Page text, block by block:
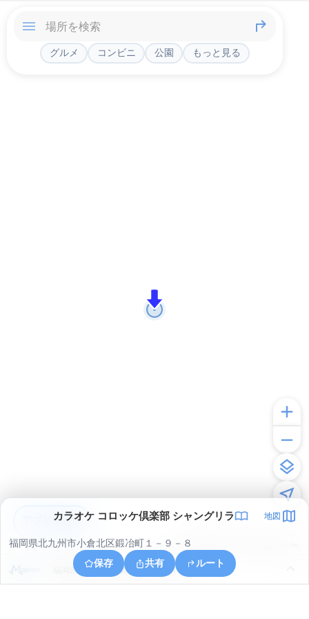
© ONE COMPATH © GeoTechnologies Inc.
グルメ コンビニ 公園 もっと見る
カラオケ コロッケ倶楽部 シャングリラ 地図
福岡県北九州市小倉北区鍛冶町１－９－８
保存
共有 ルート
福岡県北九州市小倉北区下富野４丁目２１
アプリで見る